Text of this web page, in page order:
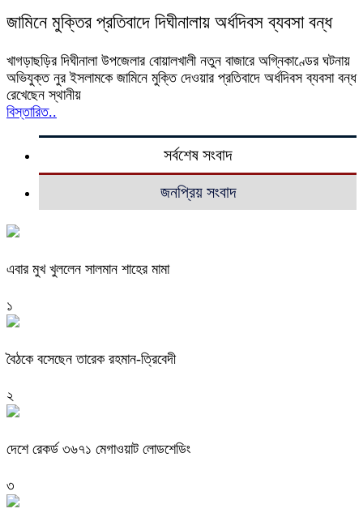
জামিনে মুক্তির প্রতিবাদে দিঘীনালায় অর্ধদিবস ব্যবসা বন্ধ
খাগড়াছড়ির দিঘীনালা উপজেলার বোয়ালখালী নতুন বাজারে অগ্নিকাণ্ডের ঘটনায়
অভিযুক্ত নুর ইসলামকে জামিনে মুক্তি দেওয়ার প্রতিবাদে অর্ধদিবস ব্যবসা বন্ধ
রেখেছেন স্থানীয়
বিস্তারিত..
সর্বশেষ সংবাদ
জনপ্রিয় সংবাদ
এবার মুখ খুললেন সালমান শাহের মামা
১
বৈঠকে বসেছেন তারেক রহমান-ত্রিবেদী
২
দেশে রেকর্ড ৩৬৭১ মেগাওয়াট লোডশেডিং
৩